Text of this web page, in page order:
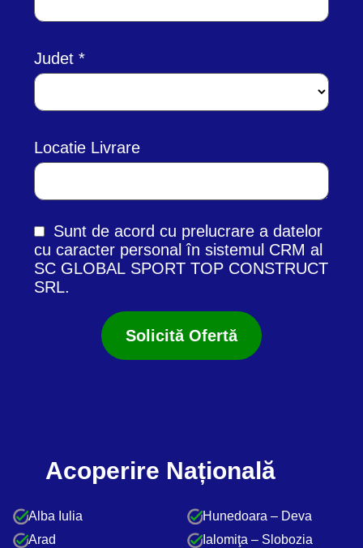
Judet
Locatie Livrare
Sunt de acord cu prelucrare a datelor
cu caracter personal în sistemul CRM al
SC GLOBAL SPORT TOP CONSTRUCT
SRL.
Acoperire Națională
Alba Iulia
Arad
Hunedoara – Deva
Ialomiţa – Slobozia